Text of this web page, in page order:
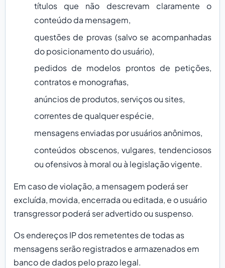
títulos que não descrevam claramente o
conteúdo da mensagem,
questões de provas (salvo se acompanhadas
do posicionamento do usuário),
pedidos de modelos prontos de petições,
contratos e monografias,
anúncios de produtos, serviços ou sites,
correntes de qualquer espécie,
mensagens enviadas por usuários anônimos,
conteúdos obscenos, vulgares, tendenciosos
ou ofensivos à moral ou à legislação vigente.
Em caso de violação, a mensagem poderá ser
excluída, movida, encerrada ou editada, e o usuário
transgressor poderá ser advertido ou suspenso.
Os endereços IP dos remetentes de todas as
mensagens serão registrados e armazenados em
banco de dados pelo prazo legal.